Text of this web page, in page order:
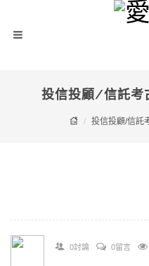
投信投顧/信託考
投信投顧/信託
0討論 0留言